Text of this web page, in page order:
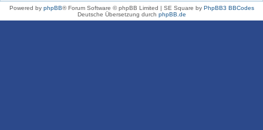
Powered by phpBB® Forum Software © phpBB Limited | SE Square by PhpBB3 BBCodes
Deutsche Übersetzung durch phpBB.de